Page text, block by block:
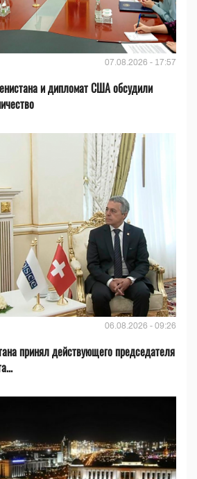
07.08.2026 - 17:57
и дипломат США обсудили
06.08.2026 - 09:26
принял действующего председателя